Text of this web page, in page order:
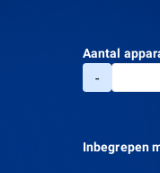
Aantal
-
Inbegrepen